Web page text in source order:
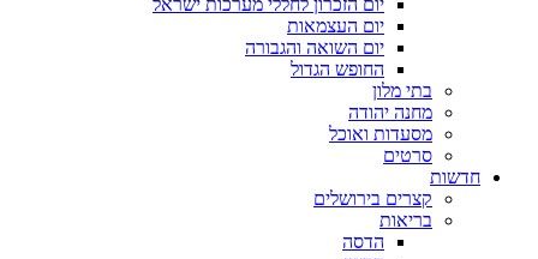
יום הזכרון לחללי מערכות ישראל
יום העצמאות
יום השואה והגבורה
החופש הגדול
בתי מלון
מחנה יהודה
מסעדות ואוכל
סרטים
חדשות
קצרים בירושלים
בריאות
הדסה